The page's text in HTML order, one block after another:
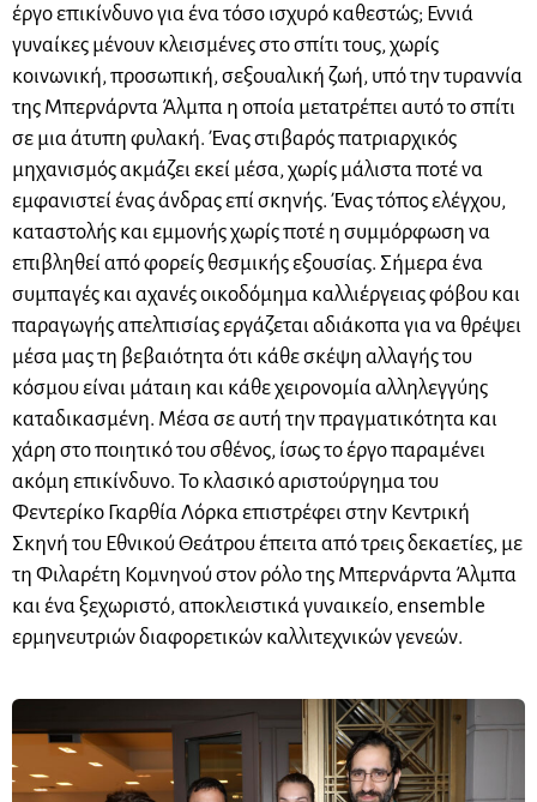
έργο επικίνδυνο για ένα τόσο ισχυρό καθεστώς; Εννιά
γυναίκες μένουν κλεισμένες στο σπίτι τους, χωρίς
κοινωνική, προσωπική, σεξουαλική ζωή, υπό την τυραννία
της Μπερνάρντα Άλμπα η οποία μετατρέπει αυτό το σπίτι
σε μια άτυπη φυλακή. Ένας στιβαρός πατριαρχικός
μηχανισμός ακμάζει εκεί μέσα, χωρίς μάλιστα ποτέ να
εμφανιστεί ένας άνδρας επί σκηνής. Ένας τόπος ελέγχου,
καταστολής και εμμονής χωρίς ποτέ η συμμόρφωση να
επιβληθεί από φορείς θεσμικής εξουσίας. Σήμερα ένα
συμπαγές και αχανές οικοδόμημα καλλιέργειας φόβου και
παραγωγής απελπισίας εργάζεται αδιάκοπα για να θρέψει
μέσα μας τη βεβαιότητα ότι κάθε σκέψη αλλαγής του
κόσμου είναι μάταιη και κάθε χειρονομία αλληλεγγύης
καταδικασμένη. Μέσα σε αυτή την πραγματικότητα και
χάρη στο ποιητικό του σθένος, ίσως το έργο παραμένει
ακόμη επικίνδυνο. Το κλασικό αριστούργημα του
Φεντερίκο Γκαρθία Λόρκα επιστρέφει στην Κεντρική
Σκηνή του Εθνικού Θεάτρου έπειτα από τρεις δεκαετίες, με
τη Φιλαρέτη Κομνηνού στον ρόλο της Μπερνάρντα Άλμπα
και ένα ξεχωριστό, αποκλειστικά γυναικείο, ensemble
ερμηνευτριών διαφορετικών καλλιτεχνικών γενεών.